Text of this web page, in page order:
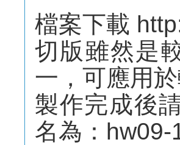
檔案下載
切版雖然是
一，可應用
製作完成後
名為：hw09-